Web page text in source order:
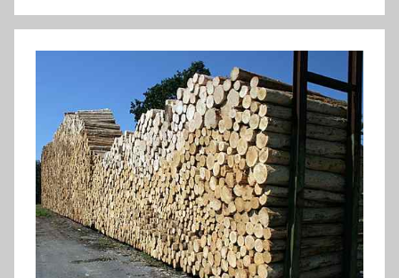
Naturerlebnisse